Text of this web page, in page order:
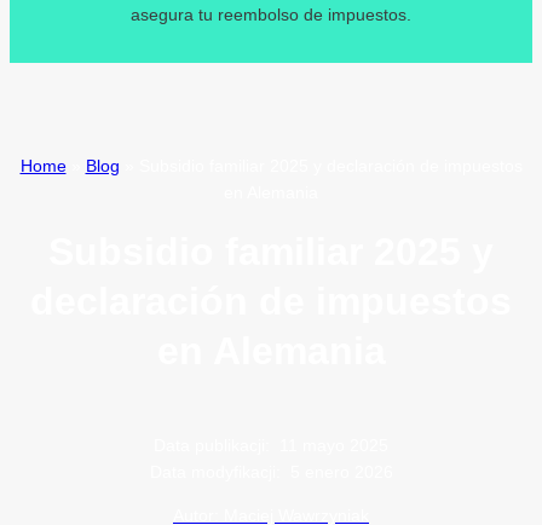
asegura tu reembolso de impuestos.
Home» Blog